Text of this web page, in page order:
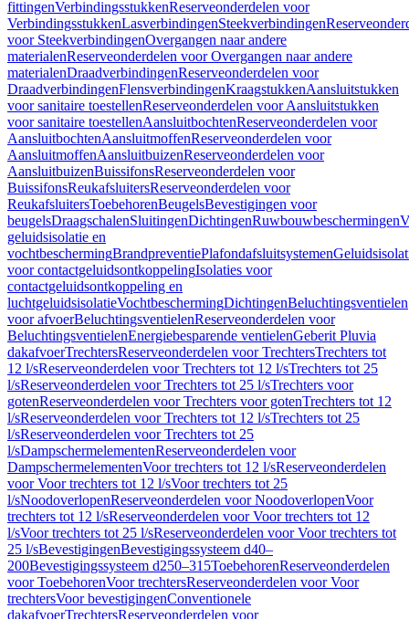
fittingenVerbindingsstukkenReserveonderdelen voor
VerbindingsstukkenLasverbindingenSteekverbindingen
voor SteekverbindingenOvergangen naar andere
materialenReserveonderdelen voor Overgangen naar andere
materialenDraadverbindingenReserveonderdelen voor
DraadverbindingenFlensverbindingenKraagstukkenAansluitstukken
voor sanitaire toestellenReserveonderdelen voor Aansluitstukken
voor sanitaire toestellenAansluitbochtenReserveonderdelen voor
AansluitbochtenAansluitmoffenReserveonderdelen voor
AansluitmoffenAansluitbuizenReserveonderdelen voor
AansluitbuizenBuissifonsReserveonderdelen voor
BuissifonsReukafsluitersReserveonderdelen voor
ReukafsluitersToebehorenBeugelsBevestigingen voor
beugelsDraagschalenSluitingenDichtingenRuwbouwbeschermingen
geluidsisolatie en
vochtbeschermingBrandpreventiePlafondafsluitsystemen
voor contactgeluidsontkoppelingIsolaties voor
contactgeluidsontkoppeling en
luchtgeluidsisolatieVochtbeschermingDichtingenBeluchtingsventielen
voor afvoerBeluchtingsventielenReserveonderdelen voor
BeluchtingsventielenEnergiebesparende ventielenGeberit Pluvia
dakafvoerTrechtersReserveonderdelen voor TrechtersTrechters tot
12 l/sReserveonderdelen voor Trechters tot 12 l/sTrechters tot 25
l/sReserveonderdelen voor Trechters tot 25 l/sTrechters voor
gotenReserveonderdelen voor Trechters voor gotenTrechters tot 12
l/sReserveonderdelen voor Trechters tot 12 l/sTrechters tot 25
l/sReserveonderdelen voor Trechters tot 25
l/sDampschermelementenReserveonderdelen voor
DampschermelementenVoor trechters tot 12 l/sReserveonderdelen
voor Voor trechters tot 12 l/sVoor trechters tot 25
l/sNoodoverlopenReserveonderdelen voor NoodoverlopenVoor
trechters tot 12 l/sReserveonderdelen voor Voor trechters tot 12
l/sVoor trechters tot 25 l/sReserveonderdelen voor Voor trechters tot
25 l/sBevestigingenBevestigingssysteem d40–
200Bevestigingssysteem d250–315ToebehorenReserveonderdelen
voor ToebehorenVoor trechtersReserveonderdelen voor Voor
trechtersVoor bevestigingenConventionele
dakafvoerTrechtersReserveonderdelen voor